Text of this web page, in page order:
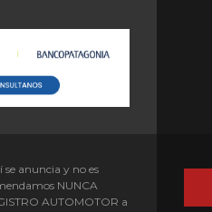
anuncia y no es
NUNCA
AUTOMOTOR a